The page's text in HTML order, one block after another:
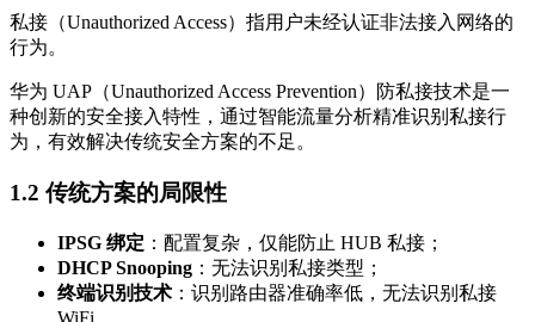
私接（Unauthorized Access）指用户未经认证非法接入网络的
行为。
华为 UAP（Unauthorized Access Prevention）防私接技术是一
种创新的安全接入特性，通过智能流量分析精准识别私接行
为，有效解决传统安全方案的不足。
1.2 传统方案的局限性
IPSG 绑定 ：配置复杂，仅能防止 HUB 私接；
DHCP Snooping ：无法识别私接类型；
终端识别技术 ：识别路由器准确率低，无法识别私接
WiFi。